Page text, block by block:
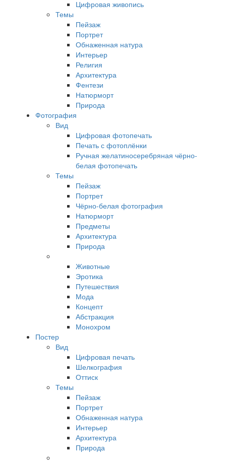
Цифровая живопись
Темы
Пейзаж
Портрет
Обнаженная натура
Интерьер
Религия
Архитектура
Фентези
Натюрморт
Природа
Фотография
Вид
Цифровая фотопечать
Печать с фотоплёнки
Ручная желатиносеребряная чёрно-
белая фотопечать
Темы
Пейзаж
Портрет
Чёрно-белая фотография
Натюрморт
Предметы
Архитектура
Природа
Животные
Эротика
Путешествия
Мода
Концепт
Абстракция
Монохром
Постер
Вид
Цифровая печать
Шелкография
Оттиск
Темы
Пейзаж
Портрет
Обнаженная натура
Интерьер
Архитектура
Природа